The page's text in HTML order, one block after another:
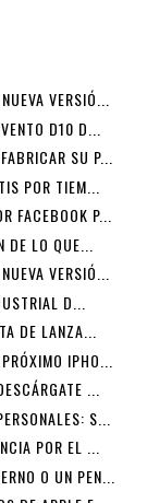
VERSIÓ...
D10 D...
SU P...
POR TIEM...
FACEBOOK P...
LO QUE...
VERSIÓ...
D...
DE LANZA...
IPHO...
...
S...
POR EL ...
O UN PEN...